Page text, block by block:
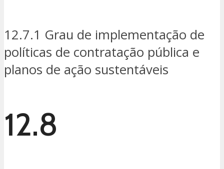
12.7.1 Grau de implementação de
políticas de contratação pública e
planos de ação sustentáveis
12.8